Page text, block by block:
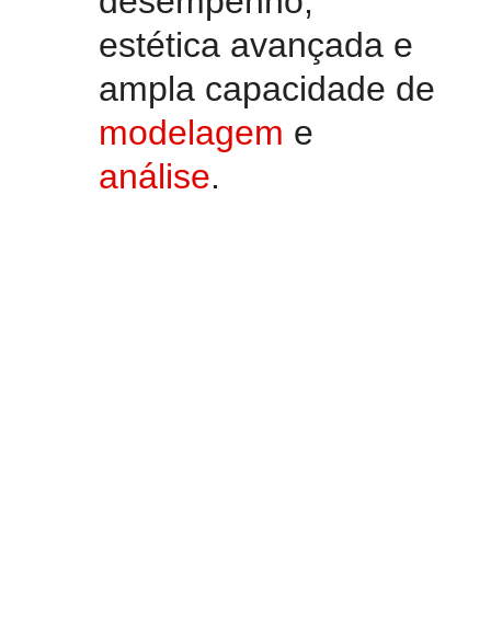
estética avançada e
ampla capacidade de
modelagem e
análise.